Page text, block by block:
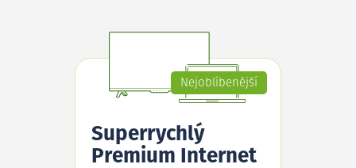
Nejoblíbenější
Superrychlý
Premium Internet